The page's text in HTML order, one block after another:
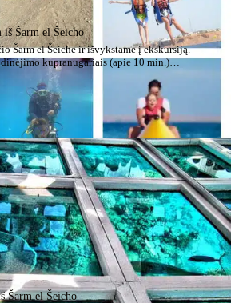
iš Šarm el Šeicho
Šarm el Šeiche ir išvykstame į ekskursiją.
kupranugariais (apie 10 min.)…
Šarm el Šeicho